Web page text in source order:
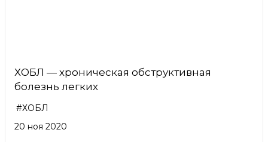
ХОБЛ — хроническая обструктивная
болезнь легких
#ХОБЛ
20 ноя 2020